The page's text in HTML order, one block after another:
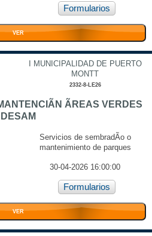
Formularios
VER
I MUNICIPALIDAD DE PUERTO
MONTT
2332-8-LE26
ÃREAS VERDES
DESAM
Servicios de sembradÃ­o o
mantenimiento de parques
30-04-2026 16:00:00
Formularios
VER